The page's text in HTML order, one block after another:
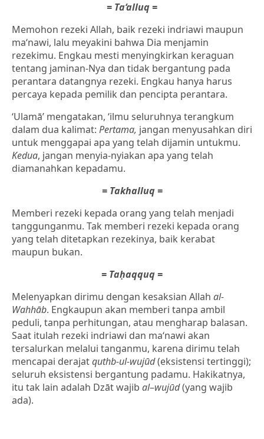
= Ta‘alluq =
Memohon rezeki Allah, baik rezeki indriawi maupun
ma‘nawi, lalu meyakini bahwa Dia menjamin
rezekimu. Engkau mesti menyingkirkan keraguan
tentang jaminan-Nya dan tidak bergantung pada
perantara datangnya rezeki. Engkau hanya harus
percaya kepada pemilik dan pencipta perantara.
‘Ulamā’ mengatakan, ‘ilmu seluruhnya terangkum
dalam dua kalimat: Pertama, jangan menyusahkan diri
untuk menggapai apa yang telah dijamin untukmu.
Kedua, jangan menyia-nyiakan apa yang telah
diamanahkan kepadamu.
= Takhalluq =
Memberi rezeki kepada orang yang telah menjadi
tanggunganmu. Tak memberi rezeki kepada orang
yang telah ditetapkan rezekinya, baik kerabat
maupun bukan.
= Taḥaqquq =
Melenyapkan dirimu dengan kesaksian Allah al-
Wahhāb. Engkaupun akan memberi tanpa ambil
peduli, tanpa perhitungan, atau mengharap balasan.
Saat itulah rezeki indriawi dan ma‘nawi akan
tersalurkan melalui tanganmu, karena dirimu telah
mencapai derajatquthb-ul-wujūd(eksistensi tertinggi);
seluruh eksistensi bergantung padamu. Hakikatnya,
itu tak lain adalah Dzāt wajib al–wujūd(yang wajib
ada).